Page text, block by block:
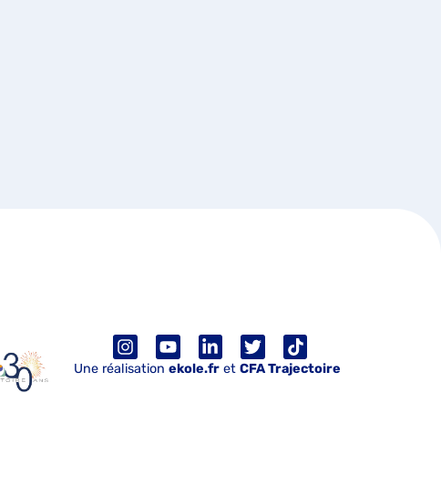
Une réalisation ekole.fret CFA Trajectoire